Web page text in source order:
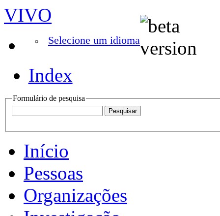
VIVO
Selecione um idioma
Index
Formulário de pesquisa
Início
Pessoas
Organizações